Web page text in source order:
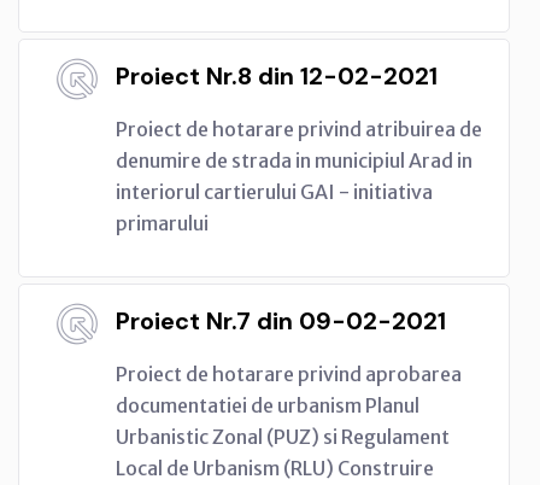
Proiect Nr.8 din 12-02-2021
Proiect de hotarare privind atribuirea de
denumire de strada in municipiul Arad in
interiorul cartierului GAI - initiativa
primarului
Proiect Nr.7 din 09-02-2021
Proiect de hotarare privind aprobarea
documentatiei de urbanism Planul
Urbanistic Zonal (PUZ) si Regulament
Local de Urbanism (RLU) Construire